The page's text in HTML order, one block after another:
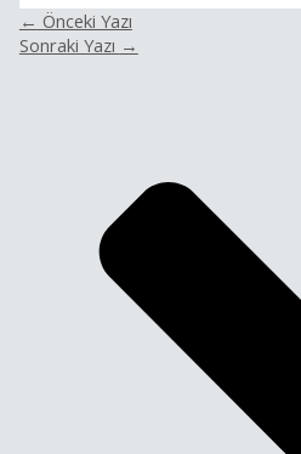
← Önceki Yazı
Sonraki Yazı →